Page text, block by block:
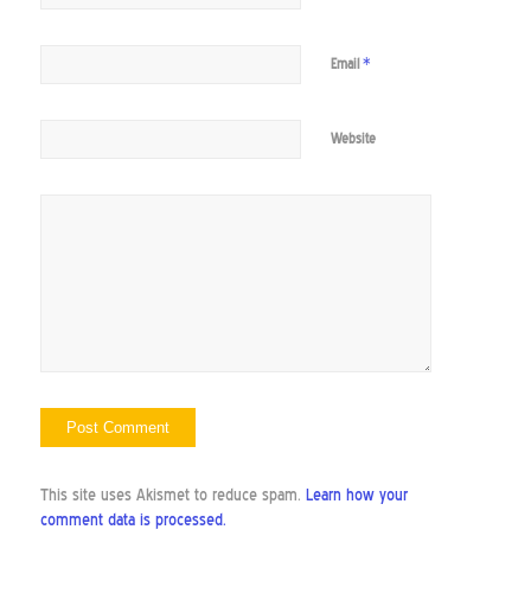
Email *
Website
This site uses Akismet to reduce spam. Learn how your
comment data is processed.